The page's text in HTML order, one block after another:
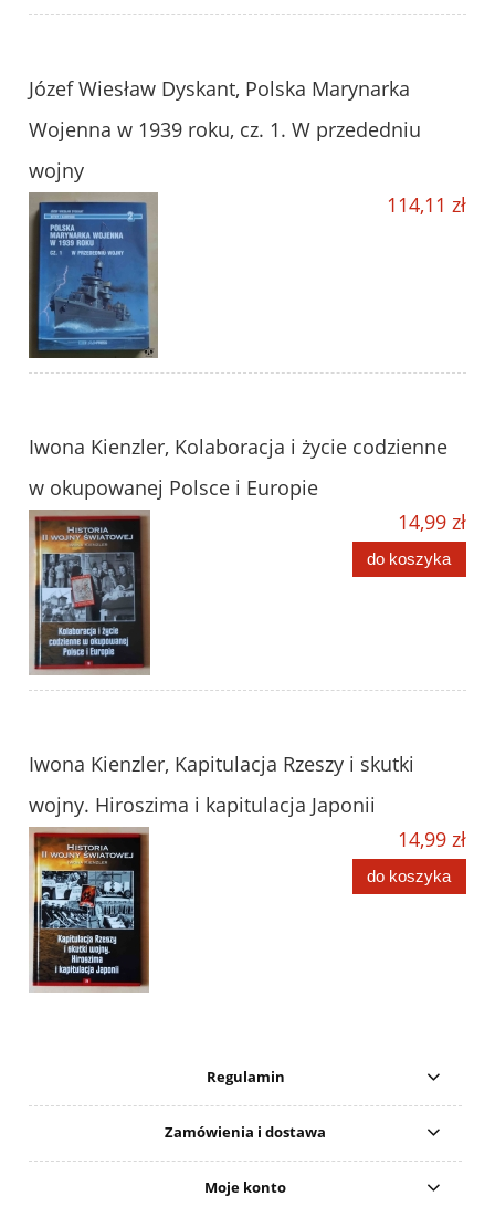
Józef Wiesław Dyskant, Polska Marynarka
Wojenna w 1939 roku, cz. 1. W przededniu
wojny
114,11 zł
Iwona Kienzler, Kolaboracja i życie codzienne
w okupowanej Polsce i Europie
14,99 zł
do koszyka
Iwona Kienzler, Kapitulacja Rzeszy i skutki
wojny. Hiroszima i kapitulacja Japonii
14,99 zł
do koszyka
Regulamin
Zamówienia i dostawa
Moje konto